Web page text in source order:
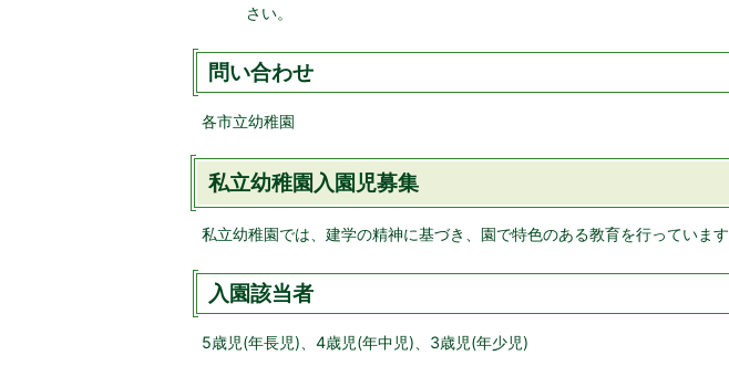
さい。
問い合わせ
各市立幼稚園
私立幼稚園入園児募集
私立幼稚園では、建学の精神に基づき、園で特色のある教育を行っています
入園該当者
5歳児(年長児)、4歳児(年中児)、3歳児(年少児)